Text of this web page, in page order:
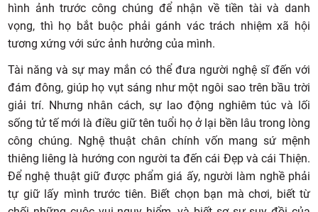
hình ảnh trước công chúng để nhận về tiền tài và danh
vọng, thì họ bắt buộc phải gánh vác trách nhiệm xã hội
tương xứng với sức ảnh hưởng của mình.
Tài năng và sự may mắn có thể đưa người nghệ sĩ đến với
đám đông, giúp họ vụt sáng như một ngôi sao trên bầu trời
giải trí. Nhưng nhân cách, sự lao động nghiêm túc và lối
sống tử tế mới là điều giữ tên tuổi họ ở lại bền lâu trong lòng
công chúng. Nghệ thuật chân chính vốn mang sứ mệnh
thiêng liêng là hướng con người ta đến cái Đẹp và cái Thiện.
Để nghệ thuật giữ được phẩm giá ấy, người làm nghề phải
tự giữ lấy mình trước tiên. Biết chọn bạn mà chơi, biết từ